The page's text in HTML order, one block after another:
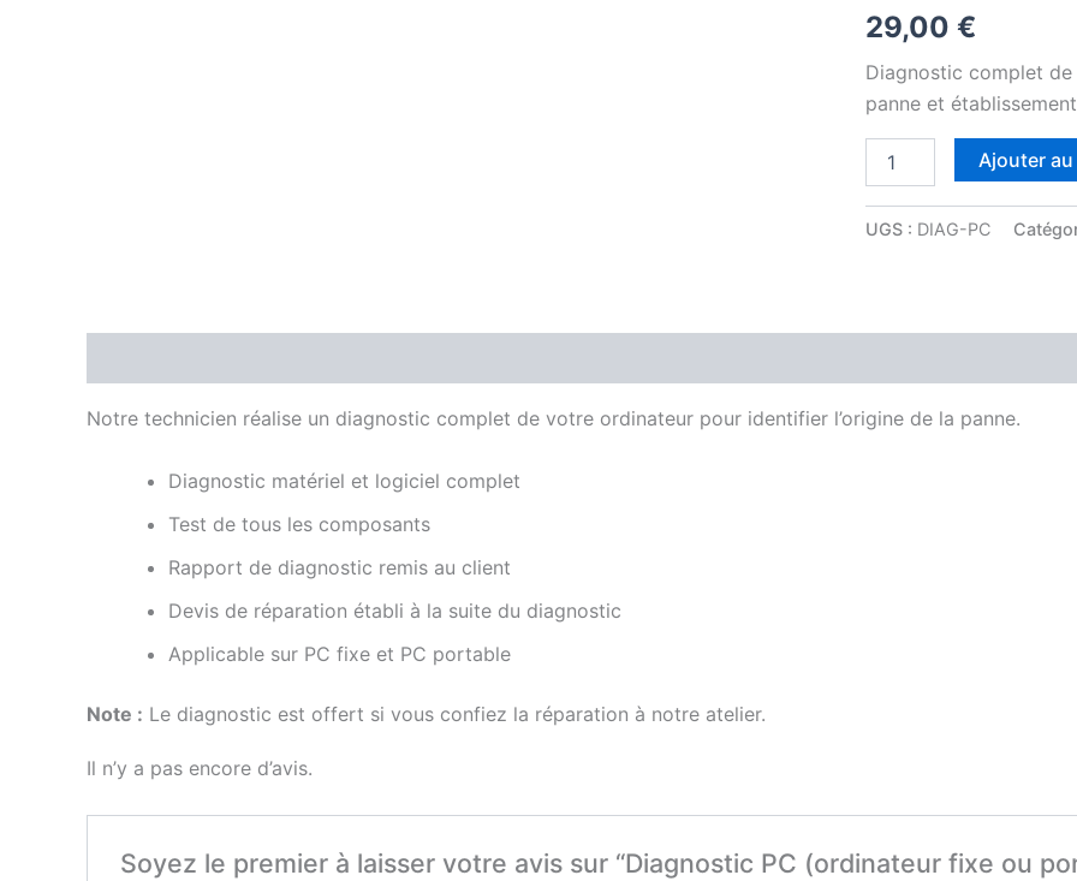
29,00 €
Diagnostic complet
panne et
ou
Ajouter
UGS : DIAG-PC
Notre technicien réalise un diagnostic complet de votre ordinateur pour identifier l’origine de la panne.
Diagnostic matériel et logiciel complet
Test de tous les composants
Rapport de diagnostic remis au client
Devis de réparation établi à la suite du diagnostic
Applicable sur PC fixe et PC portable
Note : Le diagnostic est offert si vous confiez la réparation à notre atelier.
Il n’y a pas encore d’avis.
Soyez le premier à laisser votre avis sur “Diagnostic PC (ordinateur fixe ou